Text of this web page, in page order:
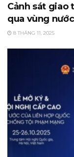
Cảnh sát giao
qua vùng
8 THÁNG 11, 2025